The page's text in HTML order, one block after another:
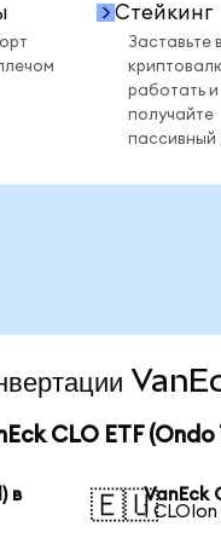
Стейкинг
Заставьте
работать и
получайте
пассивный
CLO ETF (Ondo
в
🇪🇺VanEck
1